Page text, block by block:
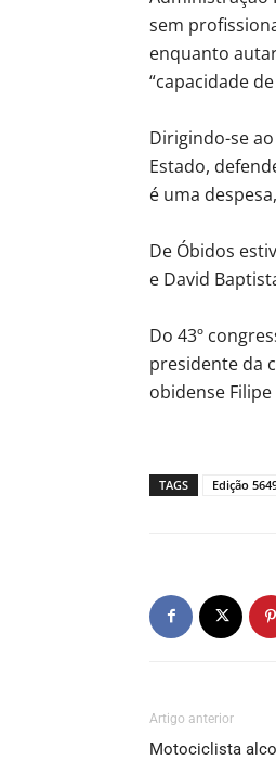
sem
enquanto
“capacidade
Dirigindo-se
Estado,
é uma
De Óbidos
e David
Do 43º
presidente da
obidense
TAGS Edição
Artigo anterior
Motociclista